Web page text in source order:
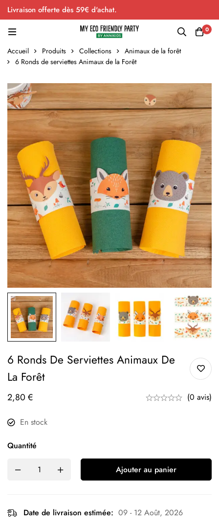
Livraison offerte dès 59€ d'achat.
0
Accueil Produits Collections
Animaux de la forêt
6 Ronds de serviettes Animaux de la Forêt
6 Ronds De Serviettes Animaux De
La Forêt
2,80 € (0 avis)
En stock
Quantité
Ajouter au panier
Date de livraison estimée: 09 - 12 Août, 2026